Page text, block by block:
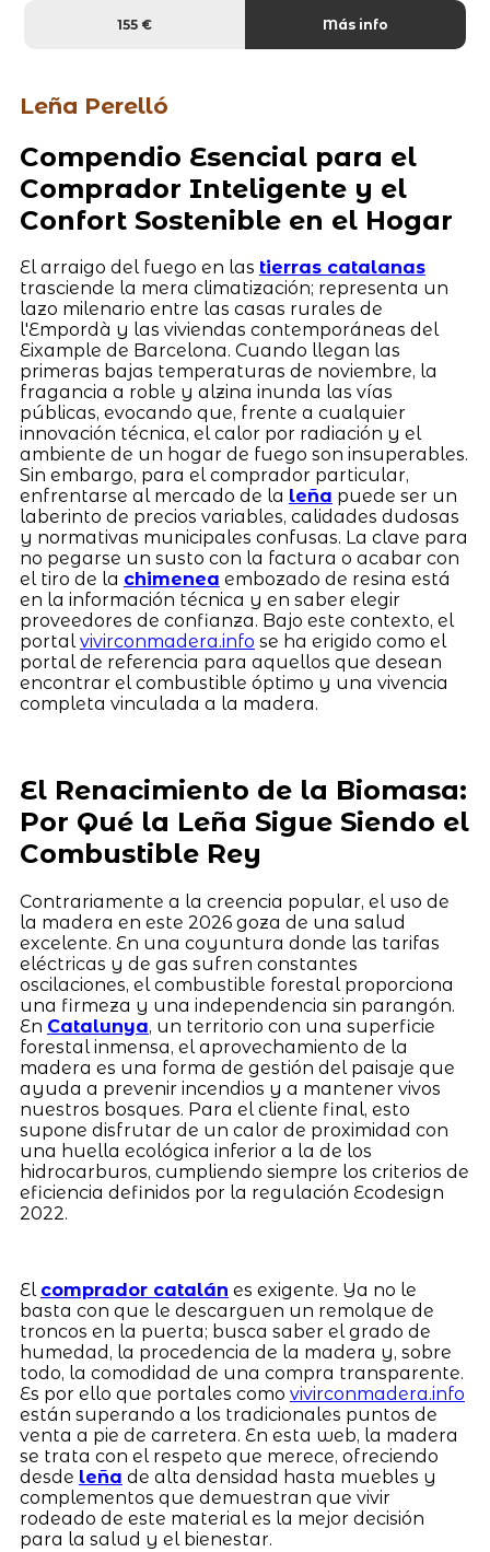
155 € Más info
Leña Perelló
Compendio Esencial para el
Comprador Inteligente y el
Confort Sostenible en el Hogar
El arraigo del fuego en las tierras catalanas
trasciende la mera climatización; representa un
lazo milenario entre las casas rurales de
l'Empordà y las viviendas contemporáneas del
Eixample de Barcelona. Cuando llegan las
primeras bajas temperaturas de noviembre, la
fragancia a roble y alzina inunda las vías
públicas, evocando que, frente a cualquier
innovación técnica, el calor por radiación y el
ambiente de un hogar de fuego son insuperables.
Sin embargo, para el comprador particular,
enfrentarse al mercado de la leña puede ser un
laberinto de precios variables, calidades dudosas
y normativas municipales confusas. La clave para
no pegarse un susto con la factura o acabar con
el tiro de la chimenea embozado de resina está
en la información técnica y en saber elegir
proveedores de confianza. Bajo este contexto, el
portalvivirconmadera.info se ha erigido como el
portal de referencia para aquellos que desean
encontrar el combustible óptimo y una vivencia
completa vinculada a la madera.
El Renacimiento de la Biomasa:
Por Qué la Leña Sigue Siendo el
Combustible Rey
Contrariamente a la creencia popular, el uso de
la madera en este 2026 goza de una salud
excelente. En una coyuntura donde las tarifas
eléctricas y de gas sufren constantes
oscilaciones, el combustible forestal proporciona
una firmeza y una independencia sin parangón.
En Catalunya, un territorio con una superficie
forestal inmensa, el aprovechamiento de la
madera es una forma de gestión del paisaje que
ayuda a prevenir incendios y a mantener vivos
nuestros bosques. Para el cliente final, esto
supone disfrutar de un calor de proximidad con
una huella ecológica inferior a la de los
hidrocarburos, cumpliendo siempre los criterios de
eficiencia definidos por la regulación Ecodesign
2022.
El comprador catalán es exigente. Ya no le
basta con que le descarguen un remolque de
troncos en la puerta; busca saber el grado de
humedad, la procedencia de la madera y, sobre
todo, la comodidad de una compra transparente.
Es por ello que portales como vivirconmadera.info
están superando a los tradicionales puntos de
venta a pie de carretera. En esta web, la madera
se trata con el respeto que merece, ofreciendo
desde leña de alta densidad hasta muebles y
complementos que demuestran que vivir
rodeado de este material es la mejor decisión
para la salud y el bienestar.